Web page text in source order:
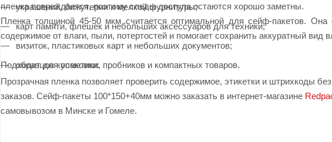
пленка повреждается, поэтому следы доступа остаются хорошо заметны.
Пленка толщиной 45-50 мкм считается оптимальной для сейф-пакетов. Она
содержимое от влаги, пыли, потертостей и помогает сохранить аккуратный вид
Подходит для упаковки:
украшений, бижутерии и мелкой фурнитуры;
карт памяти, флешек и небольших аксессуаров для техники;
визиток, пластиковых карт и небольших документов;
образцов косметики, пробников и компактных товаров.
Прозрачная пленка позволяет проверить содержимое, этикетки и штрихкоды
заказов. Сейф-пакеты 100*150+40мм можно заказать в интернет-магазине
самовывозом в Минске и Гомеле.